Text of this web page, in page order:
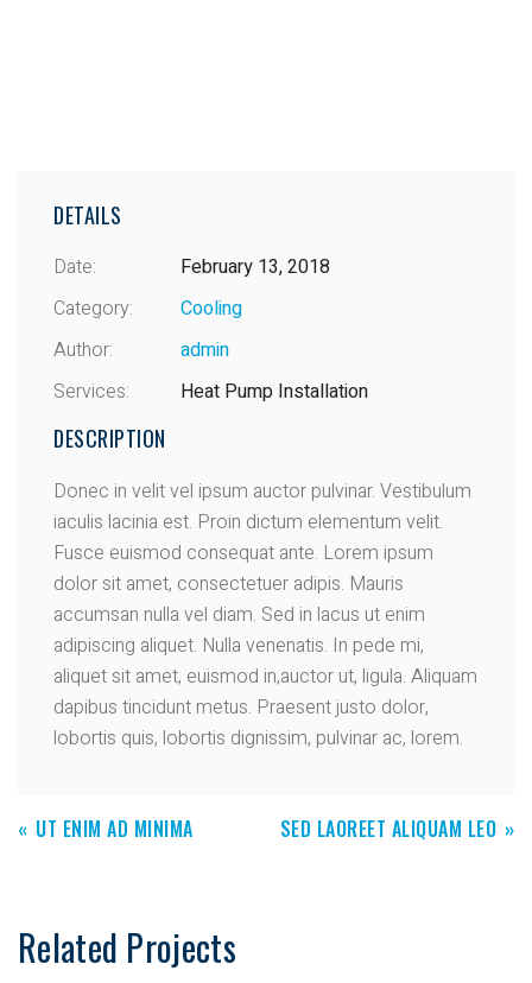
DETAILS
Date:
February 13, 2018
Category:
Cooling
Author:
admin
Services:
Heat Pump Installation
DESCRIPTION
Donec in velit vel ipsum auctor pulvinar. Vestibulum
iaculis lacinia est. Proin dictum elementum velit.
Fusce euismod consequat ante. Lorem ipsum
dolor sit amet, consectetuer adipis. Mauris
accumsan nulla vel diam. Sed in lacus ut enim
adipiscing aliquet. Nulla venenatis. In pede mi,
aliquet sit amet, euismod in,auctor ut, ligula. Aliquam
dapibus tincidunt metus. Praesent justo dolor,
lobortis quis, lobortis dignissim, pulvinar ac, lorem.
UT ENIM AD MINIMA SED LAOREET ALIQUAM LEO
Related Projects